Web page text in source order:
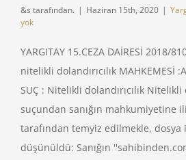
&s tarafından. | Haziran 15th, 2020 |
yok
YARGITAY 15.CEZA DAİRESİ 2018/
nitelikli dolandırıcılık MAHKEMESİ
SUÇ : Nitelikli dolandırıcılık Nitelikli
suçundan sanığın mahkumiyetine
tarafından temyiz edilmekle, dosya
düşünüldü: Sanığın